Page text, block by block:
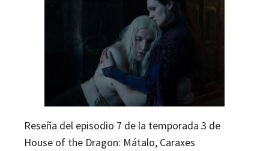
Reseña del episodio 7 de la temporada 3 de
House of the Dragon: Mátalo, Caraxes